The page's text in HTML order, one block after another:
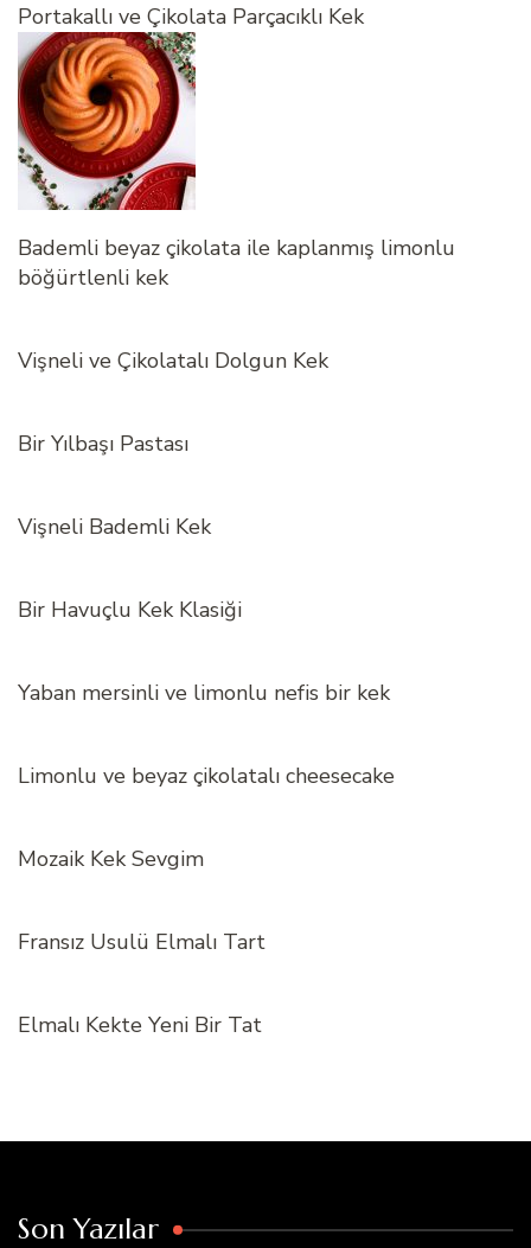
Portakallı ve Çikolata Parçacıklı Kek
Bademli beyaz çikolata ile kaplanmış limonlu
böğürtlenli kek
Vişneli ve Çikolatalı Dolgun Kek
Bir Yılbaşı Pastası
Vişneli Bademli Kek
Bir Havuçlu Kek Klasiği
Yaban mersinli ve limonlu nefis bir kek
Limonlu ve beyaz çikolatalı cheesecake
Mozaik Kek Sevgim
Fransız Usulü Elmalı Tart
Elmalı Kekte Yeni Bir Tat
Son Yazılar